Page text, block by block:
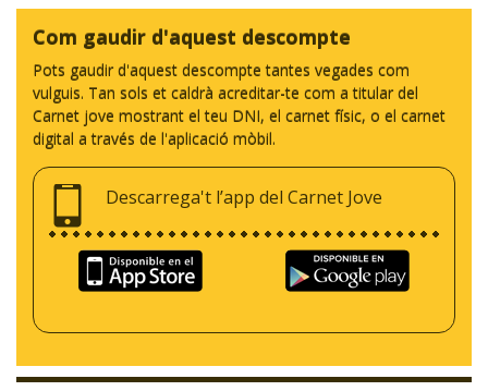
Com gaudir d'aquest descompte
Pots gaudir d'aquest descompte tantes vegades com
vulguis. Tan sols et caldrà acreditar-te com a titular del
Carnet jove mostrant el teu DNI, el carnet físic, o el carnet
digital a través de l'aplicació mòbil.
Descarrega't l’app del Carnet Jove